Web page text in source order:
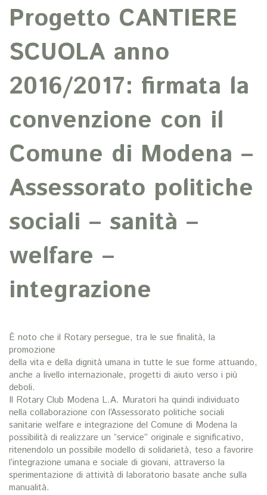
Progetto CANTIERE
SCUOLA anno
2016/2017: firmata la
convenzione con il
Comune di Modena –
Assessorato politiche
sociali – sanità –
welfare –
integrazione
È noto che il Rotary persegue, tra le sue finalità, la
promozione
della vita e della dignità umana in tutte le sue forme attuando,
anche a livello internazionale, progetti di aiuto verso i più
deboli.
Il Rotary Club Modena L.A. Muratori ha quindi individuato
nella collaborazione con l’Assessorato politiche sociali
sanitarie welfare e integrazione del Comune di Modena la
possibilità di realizzare un “service” originale e significativo,
ritenendolo un possibile modello di solidarietà, teso a favorire
l’integrazione umana e sociale di giovani, attraverso la
sperimentazione di attività di laboratorio basate anche sulla
manualità.